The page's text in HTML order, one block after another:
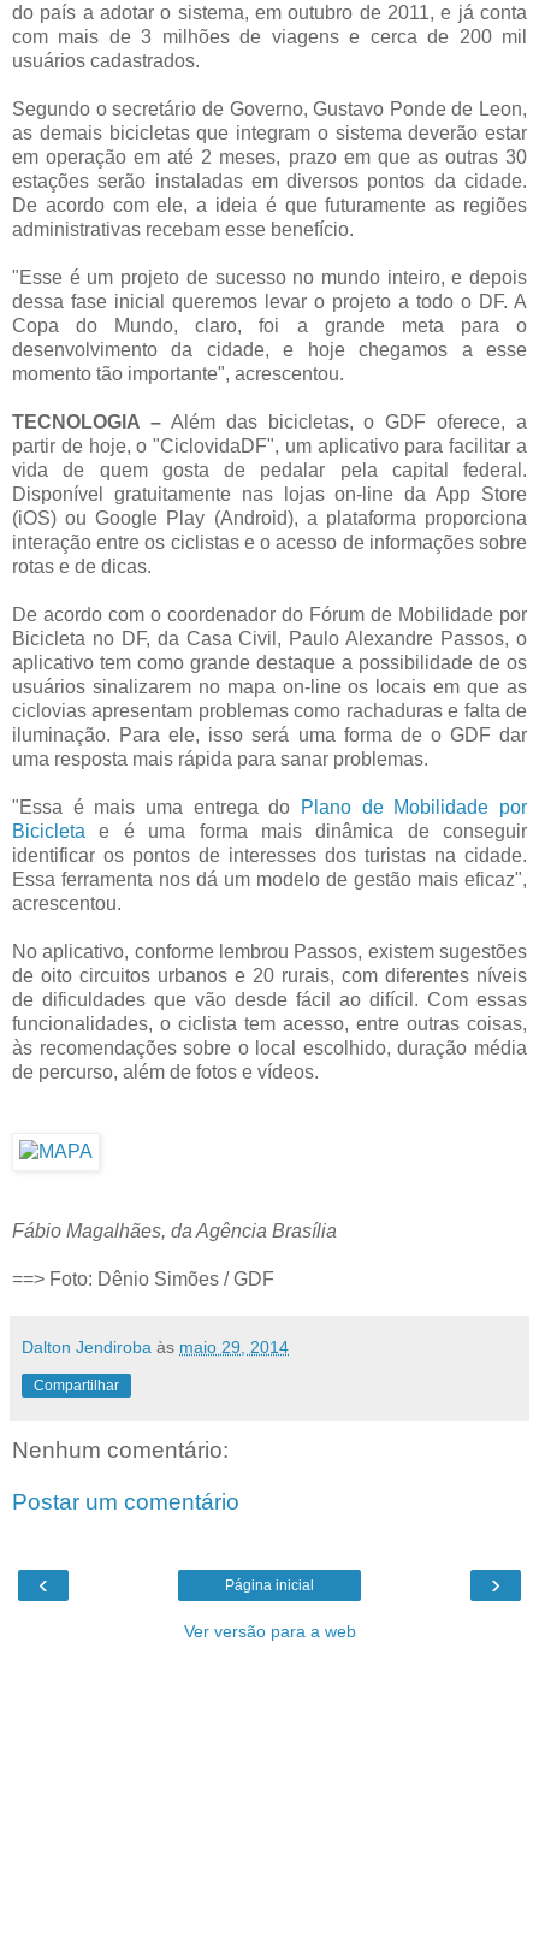
do país a adotar o sistema, em outubro de 2011, e já conta
com mais de 3 milhões de viagens e cerca de 200 mil
usuários cadastrados.
Segundo o secretário de Governo, Gustavo Ponde de Leon,
as demais bicicletas que integram o sistema deverão estar
em operação em até 2 meses, prazo em que as outras 30
estações serão instaladas em diversos pontos da cidade.
De acordo com ele, a ideia é que futuramente as regiões
administrativas recebam esse benefício.
"Esse é um projeto de sucesso no mundo inteiro, e depois
dessa fase inicial queremos levar o projeto a todo o DF. A
Copa do Mundo, claro, foi a grande meta para o
desenvolvimento da cidade, e hoje chegamos a esse
momento tão importante", acrescentou.
TECNOLOGIA –Além das bicicletas, o GDF oferece, a
partir de hoje, o "CiclovidaDF", um aplicativo para facilitar a
vida de quem gosta de pedalar pela capital federal.
Disponível gratuitamente nas lojas on-line da App Store
(iOS) ou Google Play (Android), a plataforma proporciona
interação entre os ciclistas e o acesso de informações sobre
rotas e de dicas.
De acordo com o coordenador do Fórum de Mobilidade por
Bicicleta no DF, da Casa Civil, Paulo Alexandre Passos, o
aplicativo tem como grande destaque a possibilidade de os
usuários sinalizarem no mapa on-line os locais em que as
ciclovias apresentam problemas como rachaduras e falta de
iluminação. Para ele, isso será uma forma de o GDF dar
uma resposta mais rápida para sanar problemas.
"Essa é mais uma entrega do
Plano de Mobilidade por
Bicicleta e é uma forma mais dinâmica de conseguir
identificar os pontos de interesses dos turistas na cidade.
Essa ferramenta nos dá um modelo de gestão mais eficaz",
acrescentou.
No aplicativo, conforme lembrou Passos, existem sugestões
de oito circuitos urbanos e 20 rurais, com diferentes níveis
de dificuldades que vão desde fácil ao difícil. Com essas
funcionalidades, o ciclista tem acesso, entre outras coisas,
às recomendações sobre o local escolhido, duração média
de percurso, além de fotos e vídeos.
Fábio Magalhães, da Agência Brasília
==> Foto: Dênio Simões / GDF
Dalton Jendiroba às maio 29, 2014
Compartilhar
Nenhum comentário:
Postar um comentário
‹ ›
Página inicial
Ver versão para a web